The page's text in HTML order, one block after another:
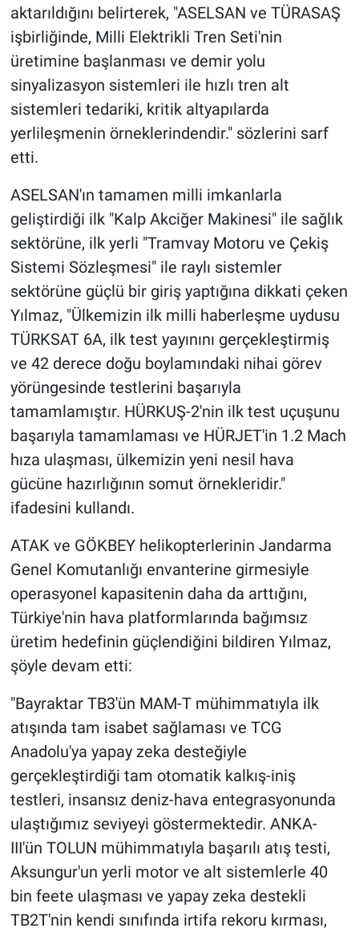
aktarıldığını belirterek, "ASELSAN ve TÜRASAŞ
işbirliğinde, Milli Elektrikli Tren Seti'nin
üretimine başlanması ve demir yolu
sinyalizasyon sistemleri ile hızlı tren alt
sistemleri tedariki, kritik altyapılarda
yerlileşmenin örneklerindendir." sözlerini sarf
etti.
ASELSAN'ın tamamen milli imkanlarla
geliştirdiği ilk "Kalp Akciğer Makinesi" ile sağlık
sektörüne, ilk yerli "Tramvay Motoru ve Çekiş
Sistemi Sözleşmesi" ile raylı sistemler
sektörüne güçlü bir giriş yaptığına dikkati çeken
Yılmaz, "Ülkemizin ilk milli haberleşme uydusu
TÜRKSAT 6A, ilk test yayınını gerçekleştirmiş
ve 42 derece doğu boylamındaki nihai görev
yörüngesinde testlerini başarıyla
tamamlamıştır. HÜRKUŞ-2'nin ilk test uçuşunu
başarıyla tamamlaması ve HÜRJET'in 1.2 Mach
hıza ulaşması, ülkemizin yeni nesil hava
gücüne hazırlığının somut örnekleridir."
ifadesini kullandı.
ATAK ve GÖKBEY helikopterlerinin Jandarma
Genel Komutanlığı envanterine girmesiyle
operasyonel kapasitenin daha da arttığını,
Türkiye'nin hava platformlarında bağımsız
üretim hedefinin güçlendiğini bildiren Yılmaz,
şöyle devam etti:
"Bayraktar TB3'ün MAM-T mühimmatıyla ilk
atışında tam isabet sağlaması ve TCG
Anadolu'ya yapay zeka desteğiyle
gerçekleştirdiği tam otomatik kalkış-iniş
testleri, insansız deniz-hava entegrasyonunda
ulaştığımız seviyeyi göstermektedir. ANKA-
III'ün TOLUN mühimmatıyla başarılı atış testi,
Aksungur'un yerli motor ve alt sistemlerle 40
bin feete ulaşması ve yapay zeka destekli
TB2T'nin kendi sınıfında irtifa rekoru kırması,